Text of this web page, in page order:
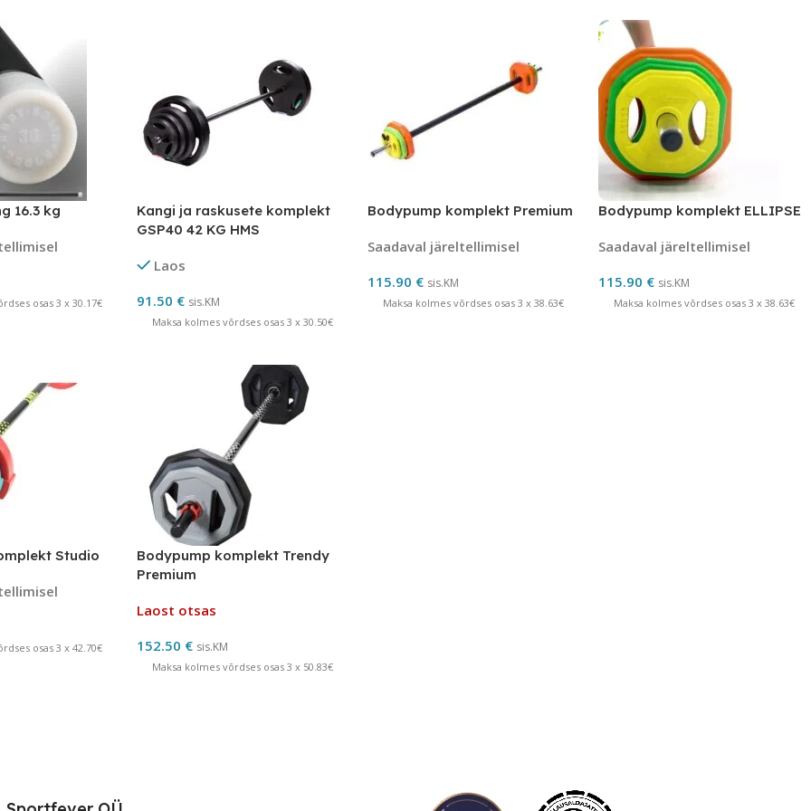
16.3 kg
osas 3 x 30.17€
Kangi ja raskusete komplekt
GSP40 42 KG HMS
Laos
91.50 € sis.KM
Maksa kolmes võrdses osas 3 x 30.50€
Bodypump komplekt Premium
Saadaval järeltellimisel
115.90 € sis.KM
Maksa kolmes võrdses osas 3 x 38.63€
Bodypump komplekt ELLIPSE
Saadaval järeltellimisel
115.90 € sis.KM
Maksa kolmes võrdses osas 3 x 38.63€
Studio
osas 3 x 42.70€
Bodypump komplekt Trendy
Premium
Laost otsas
152.50 € sis.KM
Maksa kolmes võrdses osas 3 x 50.83€